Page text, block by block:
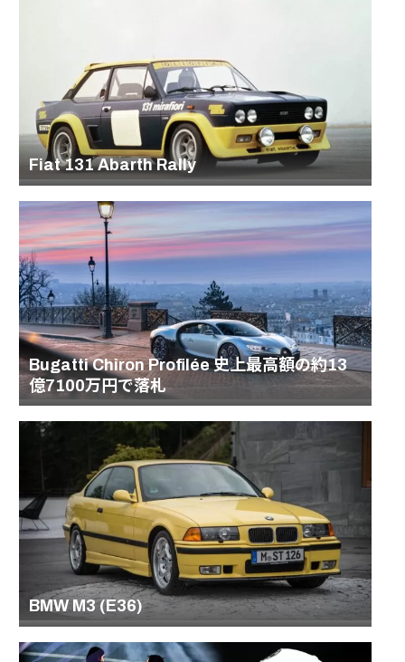
Fiat 131 Abarth Rally
Bugatti Chiron Profilée 史上最高額の約13
億7100万円で落札
BMW M3 (E36)